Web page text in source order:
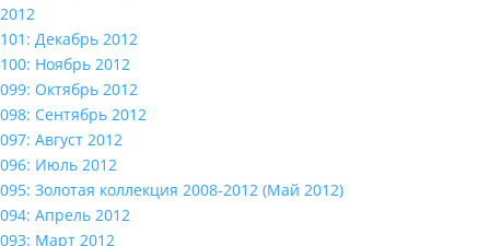
2012
101: Декабрь 2012
100: Ноябрь 2012
099: Октябрь 2012
098: Сентябрь 2012
097: Август 2012
096: Июль 2012
095: Золотая коллекция 2008-2012 (Май 2012)
094: Апрель 2012
093: Март 2012